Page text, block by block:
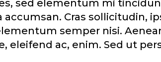
sed elementum mi
accumsan. Cras sollicitudin,
semper nisi.
eleifend ac, enim. Sed ut